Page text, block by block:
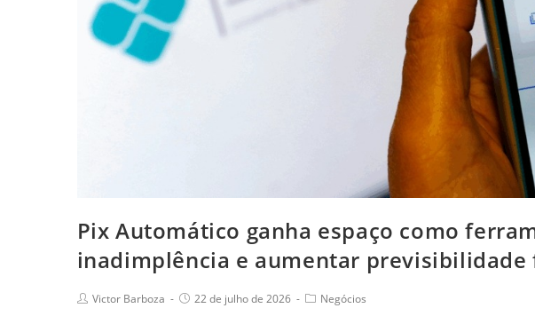
Pix Automático ganha espaço como
inadimplência e aumentar previsibilidade
Victor Barboza 22 de julho de 2026 Negócios